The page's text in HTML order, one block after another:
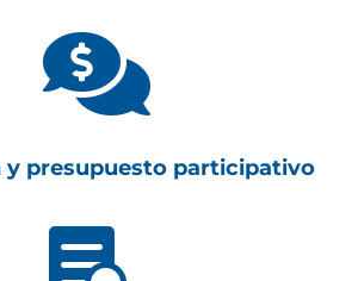

y presupuesto participativo